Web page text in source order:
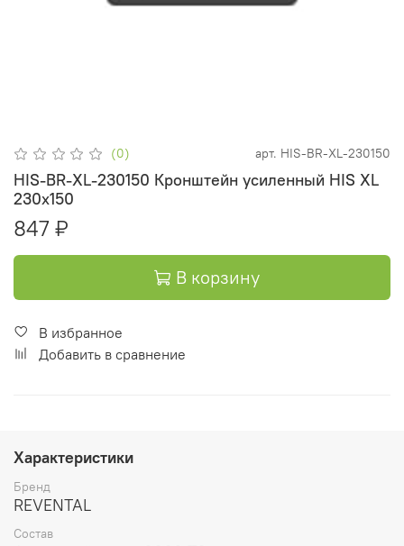
(0) арт. HIS-BR-XL-230150
HIS-BR-XL-230150 Кронштейн усиленный HIS XL
230x150
847 ₽
В корзину
В избранное
Добавить в сравнение
Характеристики
Бренд
REVENTAL
Состав